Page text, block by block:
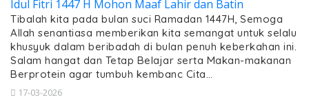
Tibalah kita pada bulan suci Ramadan 1447H, Semoga
Allah senantiasa memberikan kita semangat untuk selalu
khusyuk dalam beribadah di bulan penuh keberkahan ini.
Salam hangat dan Tetap Belajar serta Makan-makanan
Berprotein agar tumbuh kembanc Cita…
17-03-2026